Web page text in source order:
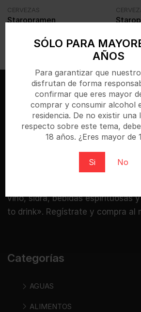
SÓLO PARA
AÑOS
Para garantizar que
disfrutan de forma
confirmar que eres mayor
comprar y consumir alcohol
residencia. De no existir una
respecto sobre este tema,
18 años. ¿Eres mayor de
Si No
CERVEZAS
Staropramen
IVA incl. €1,66
Bebidasencasa.com es una tienda
vino, sidra, bebidas espirituosas
to drink». Regístrate y compra al
Categorías
AGUAS
ALIMENTOS